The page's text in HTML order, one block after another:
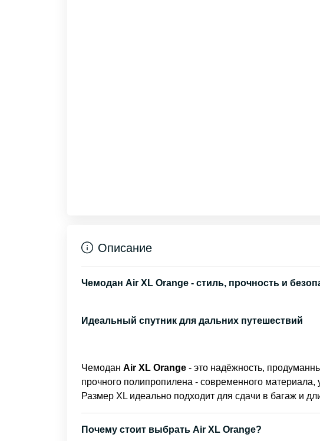
Описание
Чемодан Air XL Orange - стиль, прочность и
Идеальный спутник для дальних путешествий
Чемодан Air XL Orange - это надёжность,
прочного полипропилена - современного
Размер XL идеально подходит для сдачи в багаж и
Почему стоит выбрать Air XL Orange?